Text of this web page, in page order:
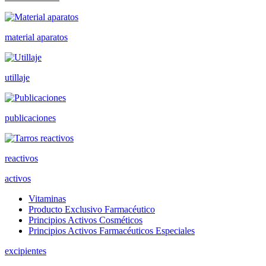
material aparatos
utillaje
publicaciones
reactivos
activos
Vitaminas
Producto Exclusivo Farmacéutico
Principios Activos Cosméticos
Principios Activos Farmacéuticos Especiales
excipientes